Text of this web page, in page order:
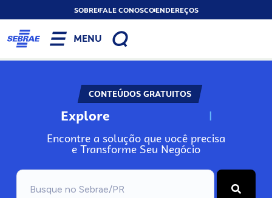
SOBREFALE CONOSCOENDEREÇOS
MENU
CONTEÚDOS GRATUITOS
Explore N
Encontre a solução que você precisa
e Transforme Seu Negócio